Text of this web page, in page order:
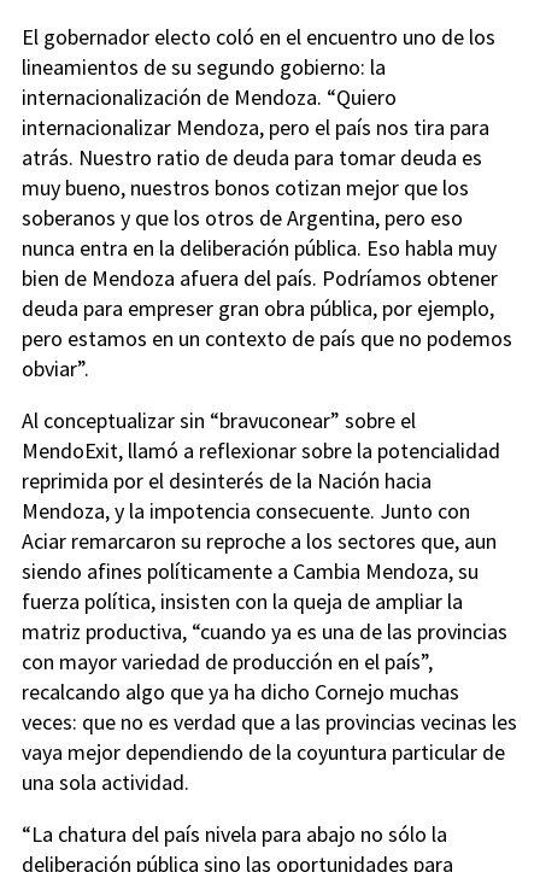
El gobernador electo coló en el encuentro uno de los
lineamientos de su segundo gobierno: la
internacionalización de Mendoza. “Quiero
internacionalizar Mendoza, pero el país nos tira para
atrás. Nuestro ratio de deuda para tomar deuda es
muy bueno, nuestros bonos cotizan mejor que los
soberanos y que los otros de Argentina, pero eso
nunca entra en la deliberación pública. Eso habla muy
bien de Mendoza afuera del país. Podríamos obtener
deuda para empreser gran obra pública, por ejemplo,
pero estamos en un contexto de país que no podemos
obviar”.
Al conceptualizar sin “bravuconear” sobre el
MendoExit, llamó a reflexionar sobre la potencialidad
reprimida por el desinterés de la Nación hacia
Mendoza, y la impotencia consecuente. Junto con
Aciar remarcaron su reproche a los sectores que, aun
siendo afines políticamente a Cambia Mendoza, su
fuerza política, insisten con la queja de ampliar la
matriz productiva, “cuando ya es una de las provincias
con mayor variedad de producción en el país”,
recalcando algo que ya ha dicho Cornejo muchas
veces: que no es verdad que a las provincias vecinas les
vaya mejor dependiendo de la coyuntura particular de
una sola actividad.
“La chatura del país nivela para abajo no sólo la
deliberación pública sino las oportunidades para